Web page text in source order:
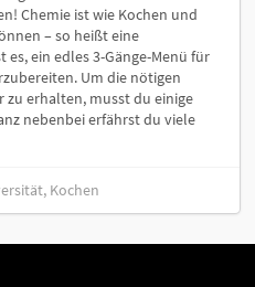
Chemie ist wie Kochen und
– so heißt eine
es, ein edles 3-Gänge-Menü für
Um die nötigen
zu erhalten, musst du einige
nebenbei erfährst du viele
Kochen